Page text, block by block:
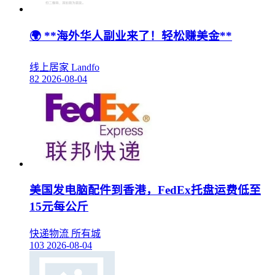
🌍 **海外华人副业来了！轻松赚美金**
线上居家 Landfo
82 2026-08-04
美国发电脑配件到香港，FedEx托盘运费低至
15元每公斤
快递物流 所有城
103 2026-08-04